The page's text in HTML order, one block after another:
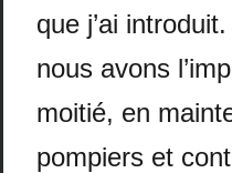
que j’ai
nous avons
moitié, en
pompiers et